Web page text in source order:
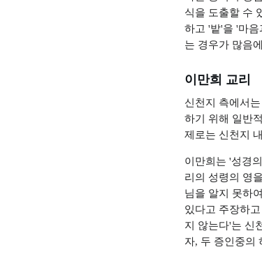
식을 도출할 수
하고 '밭'을 '마
는 경우가 많음
이만희 교리
신천지 측에서
하기 위해 일반
제로는 신천지
이만희는 '성경
리의 성령의 영
님을 알지 못하
있다고 주장하
지 않는다'는 신
자, 두 증인중의